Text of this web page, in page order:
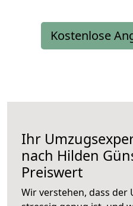
Kostenlose
Ihr
nach Hilden
Preiswert
Wir verstehen, dass der